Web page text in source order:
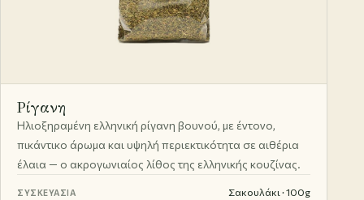
Ρίγανη
Ηλιοξηραμένη ελληνική ρίγανη βουνού, με έντονο,
πικάντικο άρωμα και υψηλή περιεκτικότητα σε αιθέρια
έλαια — ο ακρογωνιαίος λίθος της ελληνικής κουζίνας.
ΣΥΣΚΕΥΑΣΊΑ Σακουλάκι · 100g